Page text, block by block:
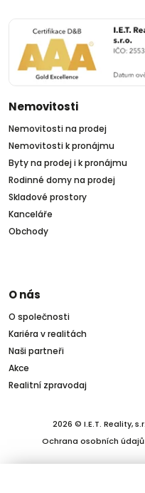
Nemovitosti
Nemovitosti na prodej
Nemovitosti k pronájmu
Byty na prodej i k pronájmu
Rodinné domy na prodej
Skladové prostory
Kanceláře
Obchody
O nás
O společnosti
Kariéra v realitách
Naši partneři
Akce
Realitní zpravodaj
2026 © I.E.T. Reality,
Ochrana osobních údajů